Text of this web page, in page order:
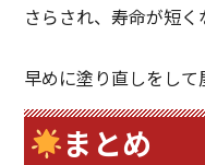
さらされ、寿命が短
早めに塗り直しをし
まとめ